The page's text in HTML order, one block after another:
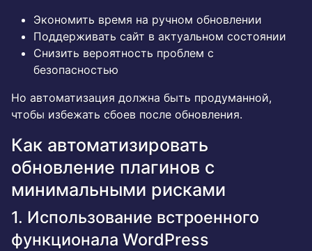
Экономить время на ручном обновлении
Поддерживать сайт в актуальном состоянии
Снизить вероятность проблем с
безопасностью
Но автоматизация должна быть продуманной,
чтобы избежать сбоев после обновления.
Как автоматизировать
обновление плагинов с
минимальными рисками
1. Использование встроенного
функционала WordPress